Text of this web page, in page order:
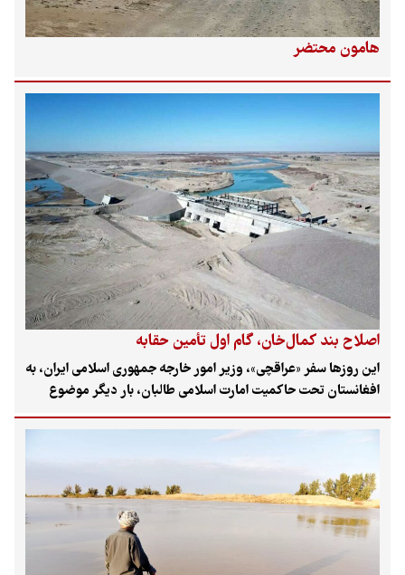
هامون محتضر
اصلاح بند کمال‌خان، گام اول تأمین حقابه
این روزها سفر «عراقچی»، وزیر امور خارجه جمهوری اسلامی ایران، به
افغانستان تحت حاکمیت امارت اسلامی طالبان، بار دیگر موضوع
حقابه سیستان براساس معاهده ۱۳۵۱ را بر سر زبان‌ها انداخته است و
یک سؤال مهم را به ذهن متبادر می‌سازد که آیا پایبند کردن افغان‌ها
می‌شود؟ ازآن‌روی، سفر وزیر امور خارجه به افغانستان مهم است؛
چون عباس عراقچی یک دیپلمات باتجربه و درباره مسائل آبی
صاحب‌نظر است و در حال حاضر مهمترین چالش ایران با طالبان بر
سر ۸۲۰ میلیون مترمکعب آب است.